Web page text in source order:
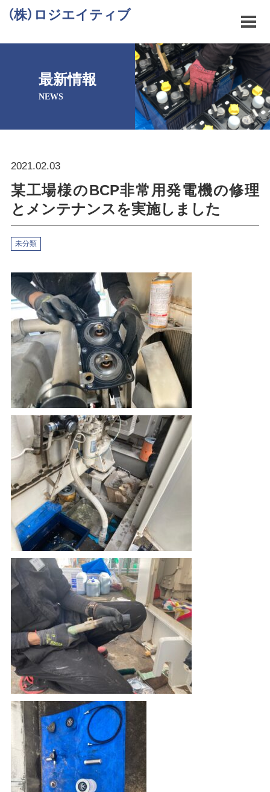
（株）ロジエイティブ
最新情報
NEWS
2021.02.03
某工場様のBCP非常用発電機の修理
とメンテナンスを実施しました
未分類